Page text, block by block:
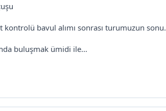
kontrolü bavul alımı sonrası turumuzun sonu.
buluşmak ümidi ile…